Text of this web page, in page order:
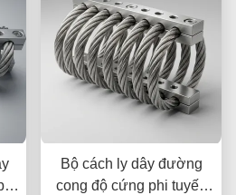
Bộ cách ly dây đường
cong độ cứng phi tuyến